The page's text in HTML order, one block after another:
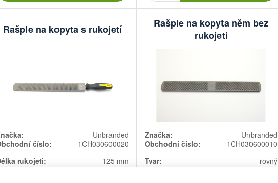
Rašple na kopyta s rukojetí
Unbranded
číslo:
1CH030600020
rukojeti:
125 mm
Rašple na kopyta něm bez
rukojeti
Značka:
Unbranded
Obchodní číslo:
1CH030600010
Tvar:
rovný
Tloušťka: